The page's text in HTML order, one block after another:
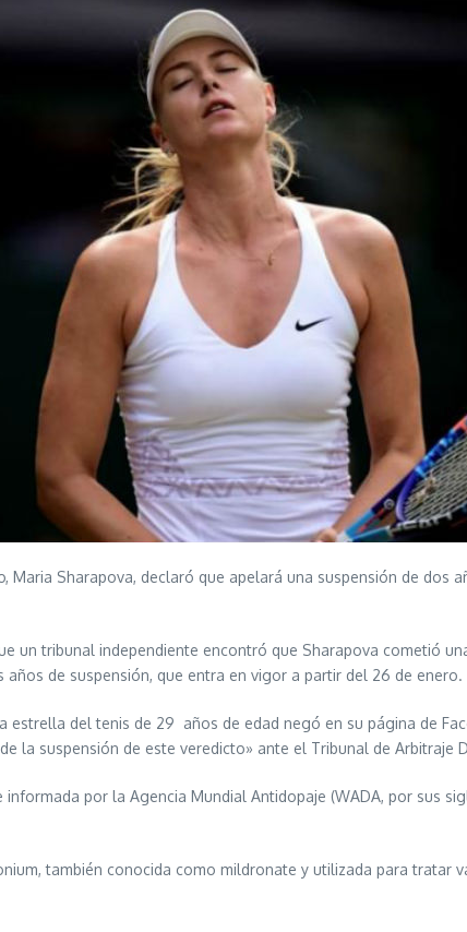
Sharapova, declaró que apelará una suspensión de dos
un tribunal independiente encontró que Sharapova cometió
de suspensión, que entra en vigor a partir del 26 de enero.
estrella del tenis de 29 años de edad negó en su página de
la suspensión de este veredicto» ante el Tribunal de Arbitraje
por la Agencia Mundial Antidopaje (WADA, por sus
también conocida como mildronate y utilizada para tratar